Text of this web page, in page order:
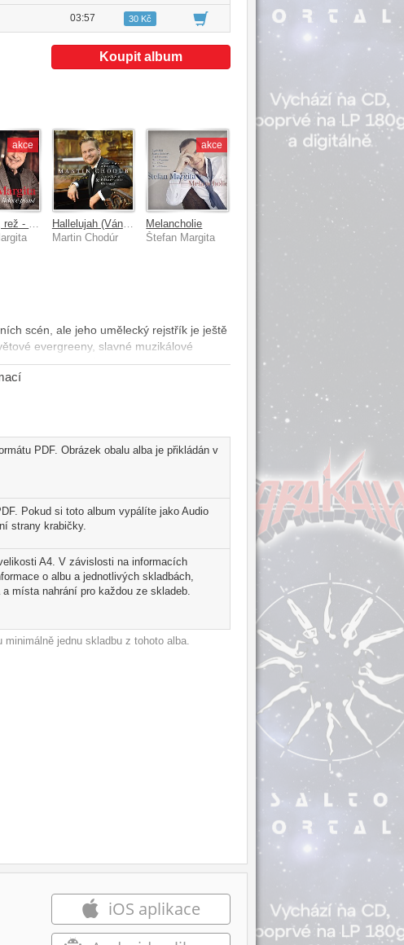
03:57 30 Kč
Koupit album
akce
Hallelujah (Vánoční písně a koledy)
Martin Chodúr
akce
Melancholie
Štefan Margita
scén, ale jeho umělecký rejstřík je ještě
evergreeny, slavné muzikálové
jejím šansonům. Není to však
či speciálně napsané domácí skladby.
Pavel Cmíral, Hana Zagorová a
zcela nové: Gabriela Osvaldová, Ľubomír
text ke slavnému Brelovu
dcera France Brel z Editions
hudbou Ondřeje Soukupa a Martina
duety: Zlata Adamovská, Hana Zagorová
je pak titulní píseň Mapa lásky, duet s
šansoniérky, která oficiálně ukončila svojí
nápad Štefana Margity uskutečnit
Margita dlouho chystal, pečlivě
určitě i tou vaší.
PDF. Obrázek obalu alba je přikládán v
Pokud si toto album vypálíte jako Audio
strany krabičky.
A4. V závislosti na informacích
o albu a jednotlivých skladbách,
místa nahrání pro každou ze skladeb.
jednu skladbu z tohoto alba.
iOS aplikace